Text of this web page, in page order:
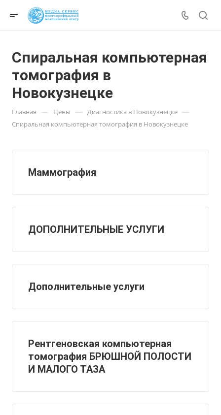
Спиральная компьютерная
томография в
Новокузнецке
Главная — Цены — Диагностика в Новокузнецке —
Спиральная компьютерная томография в Новокузнецке
Маммография
ДОПОЛНИТЕЛЬНЫЕ УСЛУГИ
Дополнительные услуги
Рентгеновская компьютерная
томография БРЮШНОЙ ПОЛОСТИ
И МАЛОГО ТАЗА